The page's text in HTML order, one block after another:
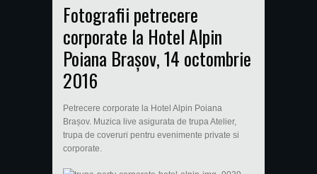
Fotografii petrecere
corporate la Hotel Alpin
Poiana Brașov, 14 octombrie
2016
Petrecere corporate la Hotel Alpin Poiana
Brașov. Muzica live asigurata de trupa Atelier,
trupa de coveruri pentru evenimente private si
corporate.